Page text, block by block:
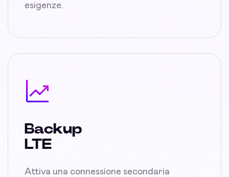
esigenze.
Backup
LTE
Attiva una connessione secondaria